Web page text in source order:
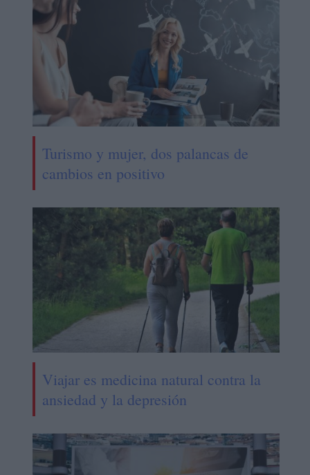
Turismo y mujer, dos palancas de
cambios en positivo
Viajar es medicina natural contra la
ansiedad y la depresión